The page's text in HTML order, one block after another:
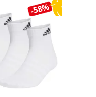
-58%